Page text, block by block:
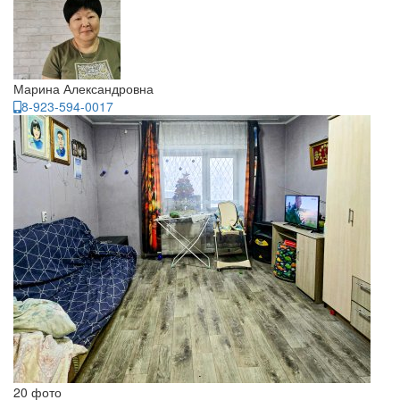
Марина Александровна
8-923-594-0017
20 фото